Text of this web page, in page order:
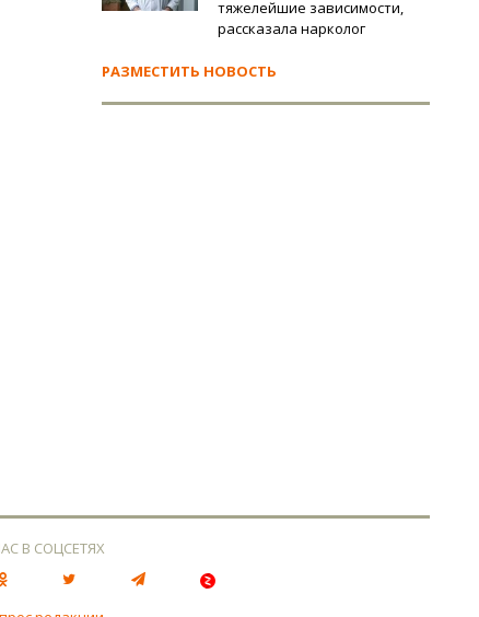
тяжелейшие зависимости,
рассказала нарколог
РАЗМЕСТИТЬ НОВОСТЬ
В СОЦСЕТЯХ